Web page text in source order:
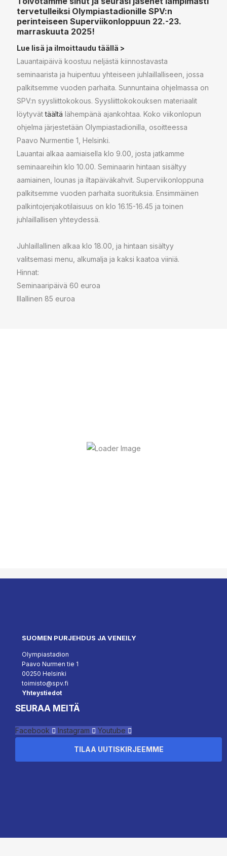
tervetulleiksi Olympiastadionille SPV:n
perinteiseen Superviikonloppuun 22.-23.
marraskuuta 2025!
Lue lisä ja ilmoittaudu täällä >
Lauantaipäivä koostuu neljästä kiinnostavasta
seminaarista ja huipentuu yhteiseen juhlaillalliseen, jossa
palkitsemme vuoden parhaita. Sunnuntaina ohjelmassa on
SPV:n syysliittokokous. Syysliittokokouksen materiaalit
löytyvättäältä lähempänä ajankohtaa. Koko viikonlopun
ohjelma järjestetään Olympiastadionilla, osoitteessa
Paavo Nurmentie 1, Helsinki.
Lauantai alkaa aamiaisella klo 9.00, josta jatkamme
seminaareihin klo 10.00. Seminaarin hintaan sisältyy
aamiainen, lounas ja iltapäiväkahvit. Superviikonloppuna
palkitsemme vuoden parhaita suorituksia. Ensimmäinen
palkintojenjakotilaisuus on klo 16.15-16.45 ja toinen
juhlaillallisen yhteydessä.
Juhlaillallinen alkaa klo 18.00, ja hintaan sisältyy
valitsemasi menu, alkumalja ja kaksi kaatoa viiniä.
Hinnat:
Seminaaripäivä 60 euroa
Illallinen 85 euroa
SUOMEN PURJEHDUS JA VENEILY
Olympiastadion
Paavo Nurmen tie 1
00250 Helsinki
toimisto@spv.fi
Yhteystiedot
SEURAA MEITÄ
Facebook Instagram Youtube
TILAA UUTISKIRJEEMME